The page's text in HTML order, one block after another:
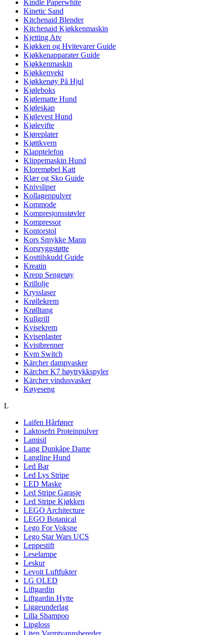
Kindle Paperwhite
Kinetic Sand
Kitchenaid Blender
Kitchenaid Kjøkkenmaskin
Kjetting Atv
Kjøkken og Hvitevarer Guide
Kjøkkenapparater Guide
Kjøkkenmaskin
Kjøkkenvekt
Kjøkkenøy På Hjul
Kjøleboks
Kjølematte Hund
Kjøleskap
Kjølevest Hund
Kjølevifte
Kjøreplater
Kjøttkvern
Klapptelefon
Klippemaskin Hund
Kloremøbel Katt
Klær og Sko Guide
Knivsliper
Kollagenpulver
Kommode
Kompresjonsstøvler
Kompressor
Kontorstol
Kors Smykke Mann
Korsryggstøtte
Kosttilskudd Guide
Kreatin
Krepp Sengetøy
Krillolje
Krysslaser
Krøllekrem
Krølltang
Kullgrill
Kvisekrem
Kviseplaster
Kvistbrenner
Kvm Switch
Kärcher dampvasker
Kärcher K7 høytrykkspyler
Kärcher vindusvasker
Køyeseng
L
Laifen Hårføner
Laktosefri Proteinpulver
Lamisil
Lang Dunkåpe Dame
Langline Hund
Led Bar
Led Lys Stripe
LED Maske
Led Stripe Garasje
Led Stripe Kjøkken
LEGO Architecture
LEGO Botanical
Lego For Voksne
Lego Star Wars UCS
Leppestift
Leselampe
Leskur
Levoit Luftfukter
LG OLED
Liftgardin
Liftgardin Hytte
Liggeunderlag
Lilla Shampoo
Lipgloss
Liten Varmtvannsbereder